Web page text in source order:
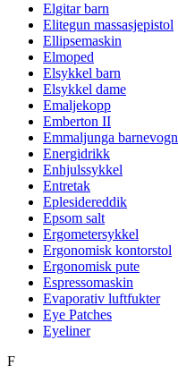
Elgitar barn
Elitegun massasjepistol
Ellipsemaskin
Elmoped
Elsykkel barn
Elsykkel dame
Emaljekopp
Emberton II
Emmaljunga barnevogn
Energidrikk
Enhjulssykkel
Entretak
Eplesidereddik
Epsom salt
Ergometersykkel
Ergonomisk kontorstol
Ergonomisk pute
Espressomaskin
Evaporativ luftfukter
Eye Patches
Eyeliner
F